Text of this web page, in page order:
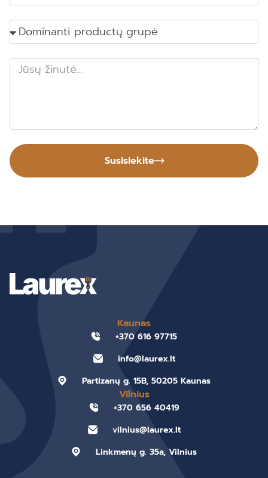
Susisiekite
Kaunas
+370 616 97715
info@laurex.lt
Partizanų g. 15B, 50205 Kaunas
Vilnius
+370 656 40419
vilnius@laurex.lt
Linkmenų g. 35a, Vilnius